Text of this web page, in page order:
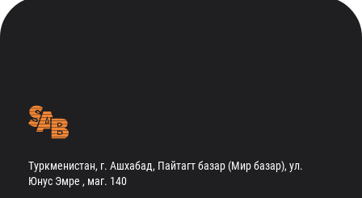
Туркменистан, г. Ашхабад, Пайтагт базар (Мир базар), ул.
Юнус Эмре , маг. 140